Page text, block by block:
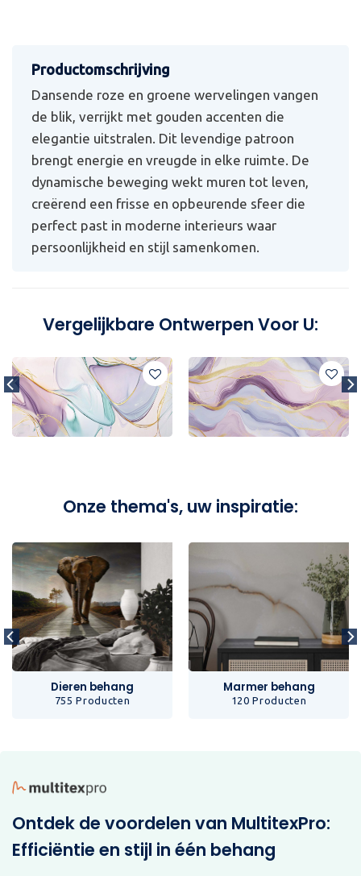
Dansende roze en groene wervelingen vangen
de blik, verrijkt met gouden accenten die
elegantie uitstralen. Dit levendige patroon
brengt energie en vreugde in elke ruimte. De
dynamische beweging wekt muren tot leven,
creërend een frisse en opbeurende sfeer die
perfect past in moderne interieurs waar
persoonlijkheid en stijl samenkomen.
Vergelijkbare Ontwerpen Voor U:
Onze thema's, uw inspiratie:
Dieren behang
755 Producten
Marmer behang
120 Producten
Ontdek de voordelen van MultitexPro:
Efficiëntie en stijl in één behang